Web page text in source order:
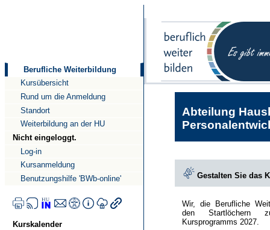
Berufliche Weiterbildung
Kursübersicht
Rund um die Anmeldung
Standort
Weiterbildung an der HU
Nicht eingeloggt.
Log-in
Kursanmeldung
Benutzungshilfe 'BWb-online'
Kurskalender
Abteilung
Gestalten Sie das
Wir, die Berufliche
den Startlöchern
Kursprogramms 2027.